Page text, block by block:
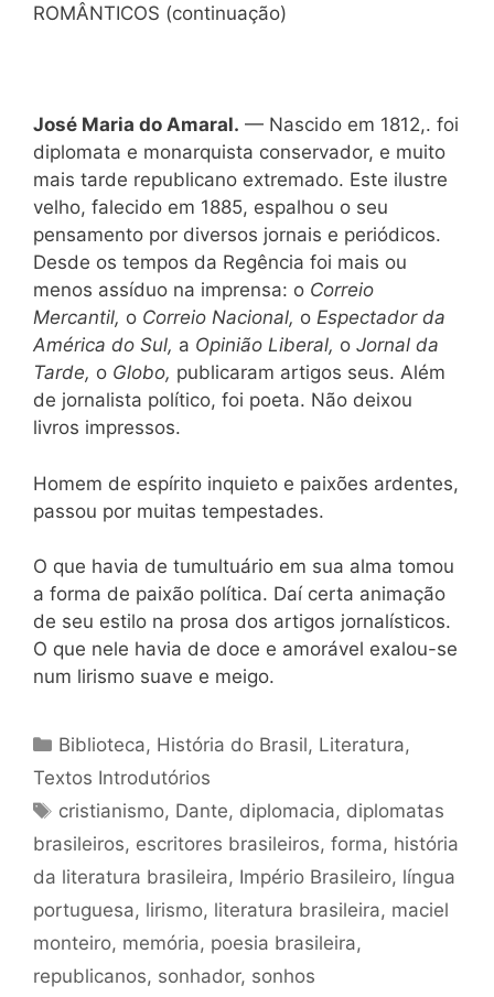
ROMÂNTICOS (continuação)
José Maria do Amaral. — Nascido em 1812,. foi
diplomata e monarquista conservador, e muito
mais tarde republicano extremado. Este ilustre
velho, falecido em 1885, espalhou o seu
pensamento por diversos jornais e periódicos.
Desde os tempos da Regência foi mais ou
menos assíduo na imprensa: o Correio
Mercantil, o Correio Nacional, o Espectador da
América do Sul, a Opinião Liberal, o Jornal da
Tarde, o Globo, publicaram artigos seus. Além
de jornalista político, foi poeta. Não deixou
livros impressos.
Homem de espírito inquieto e paixões ardentes,
passou por muitas tempestades.
O que havia de tumultuário em sua alma tomou
a forma de paixão política. Daí certa animação
de seu estilo na prosa dos artigos jornalísticos.
O que nele havia de doce e amorável exalou-se
num lirismo suave e meigo.
Categorias
Biblioteca, História do Brasil, Literatura,
Textos Introdutórios
Tags
cristianismo, Dante, diplomacia, diplomatas
brasileiros, escritores brasileiros, forma, história
da literatura brasileira, Império Brasileiro, língua
portuguesa, lirismo, literatura brasileira, maciel
monteiro, memória, poesia brasileira,
republicanos, sonhador, sonhos